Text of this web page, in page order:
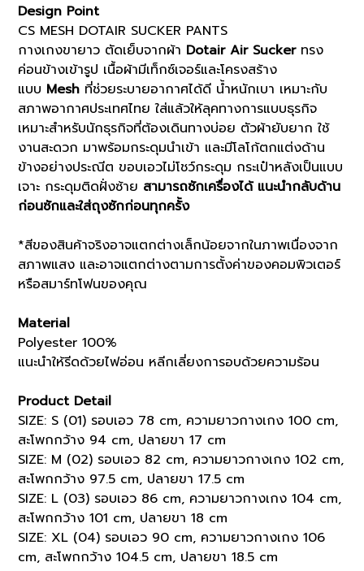
Design Point
CS MESH DOTAIR SUCKER PANTS
กางเกงขายาว ตัดเย็บจากผ้า Dotair Air Suckerทรง
ค่อนข้างเข้ารูป เนื้อผ้ามีเท็กซ์เจอร์และโครงสร้าง
แบบ Mesh ที่ช่วยระบายอากาศได้ดี น้ำหนักเบา เหมาะกับ
สภาพอากาศประเทศไทย ใส่แล้วให้ลุคทางการแบบธุรกิจ
เหมาะสำหรับนักธุรกิจที่ต้องเดินทางบ่อย ตัวผ้ายับยาก ใช้
งานสะดวก มาพร้อมกระดุมนำเข้า และมีโลโก้ตกแต่งด้าน
ข้างอย่างประณีต ขอบเอวไม่โชว์กระดุม กระเป๋าหลังเป็นแบบ
เจาะ กระดุมติดฝั่งซ้าย สามารถซักเครื่องได้ แนะนำกลับด้าน
ก่อนซักและใส่ถุงซักก่อนทุกครั้ง
*สีของสินค้าจริงอาจแตกต่างเล็กน้อยจากในภาพเนื่องจาก
สภาพแสง และอาจแตกต่างตามการตั้งค่าของคอมพิวเตอร์
หรือสมาร์ทโฟนของคุณ
Material
Polyester 100%
แนะนำให้รีดด้วยไฟอ่อน หลีกเลี่ยงการอบด้วยความร้อน
Product Detail
SIZE: S (01) รอบเอว 78 cm, ความยาวกางเกง 100 cm,
สะโพกกว้าง 94 cm, ปลายขา 17 cm
SIZE: M (02) รอบเอว 82 cm, ความยาวกางเกง 102 cm,
สะโพกกว้าง 97.5 cm, ปลายขา 17.5 cm
SIZE: L (03) รอบเอว 86 cm, ความยาวกางเกง 104 cm,
สะโพกกว้าง 101 cm, ปลายขา 18 cm
SIZE: XL (04) รอบเอว 90 cm, ความยาวกางเกง 106
cm, สะโพกกว้าง 104.5 cm, ปลายขา 18.5 cm